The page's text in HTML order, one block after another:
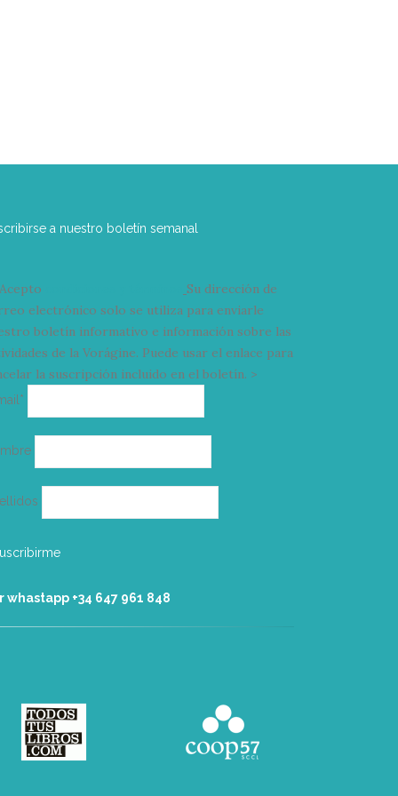
a nuestro boletín semanal
Acepto
Su dirección de
electrónico solo se utiliza para enviarle
boletín informativo e información sobre las
de la Vorágine. Puede usar el enlace para
la suscripción incluido en el boletín. >
electrónico
whastapp +34 ‭647 961 848‬